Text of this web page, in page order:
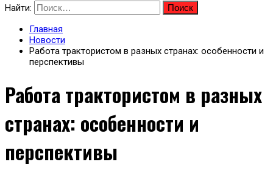
Найти:
Главная
Новости
Работа трактористом в разных странах: особенности и
перспективы
Работа трактористом в разных
странах: особенности и
перспективы